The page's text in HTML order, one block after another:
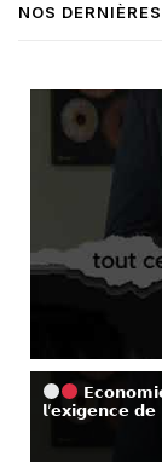
NOS
𝗹’𝗲𝘅𝗶𝗴𝗲𝗻𝗰𝗲